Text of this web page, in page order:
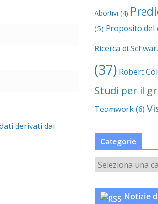
derivati dai
Abortivi (4)
(5) Proposito del
Ricerca di
(37) Robert
Studi per il
Teamwork(6)
Categorie
a
t
Notizie